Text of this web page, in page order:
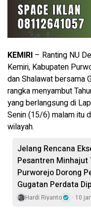
KEMIRI – Ranting NU
Kemiri, Kabupaten
dan Shalawat bersama
rangka menyambut
yang berlangsung di
Senin (15/6) malam itu
wilayah.
Jelang Rencana
Pesantren Minhajut
Purworejo Dorong
Gugatan Perdata
Hardi Riyanto 10